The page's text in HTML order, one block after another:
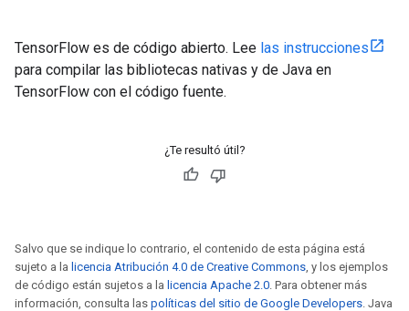
TensorFlow es de código abierto. Lee las instrucciones
para compilar las bibliotecas nativas y de Java en
TensorFlow con el código fuente.
¿Te resultó útil?
Salvo que se indique lo contrario, el contenido de esta página está
sujeto a la licencia Atribución 4.0 de Creative Commons, y los ejemplos
de código están sujetos a la licencia Apache 2.0. Para obtener más
información, consulta las políticas del sitio de Google Developers. Java